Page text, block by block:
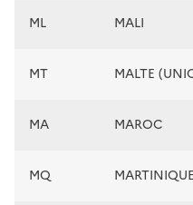
ML MALI
MT MALTE
MA MAROC
MQ MARTINIQUE